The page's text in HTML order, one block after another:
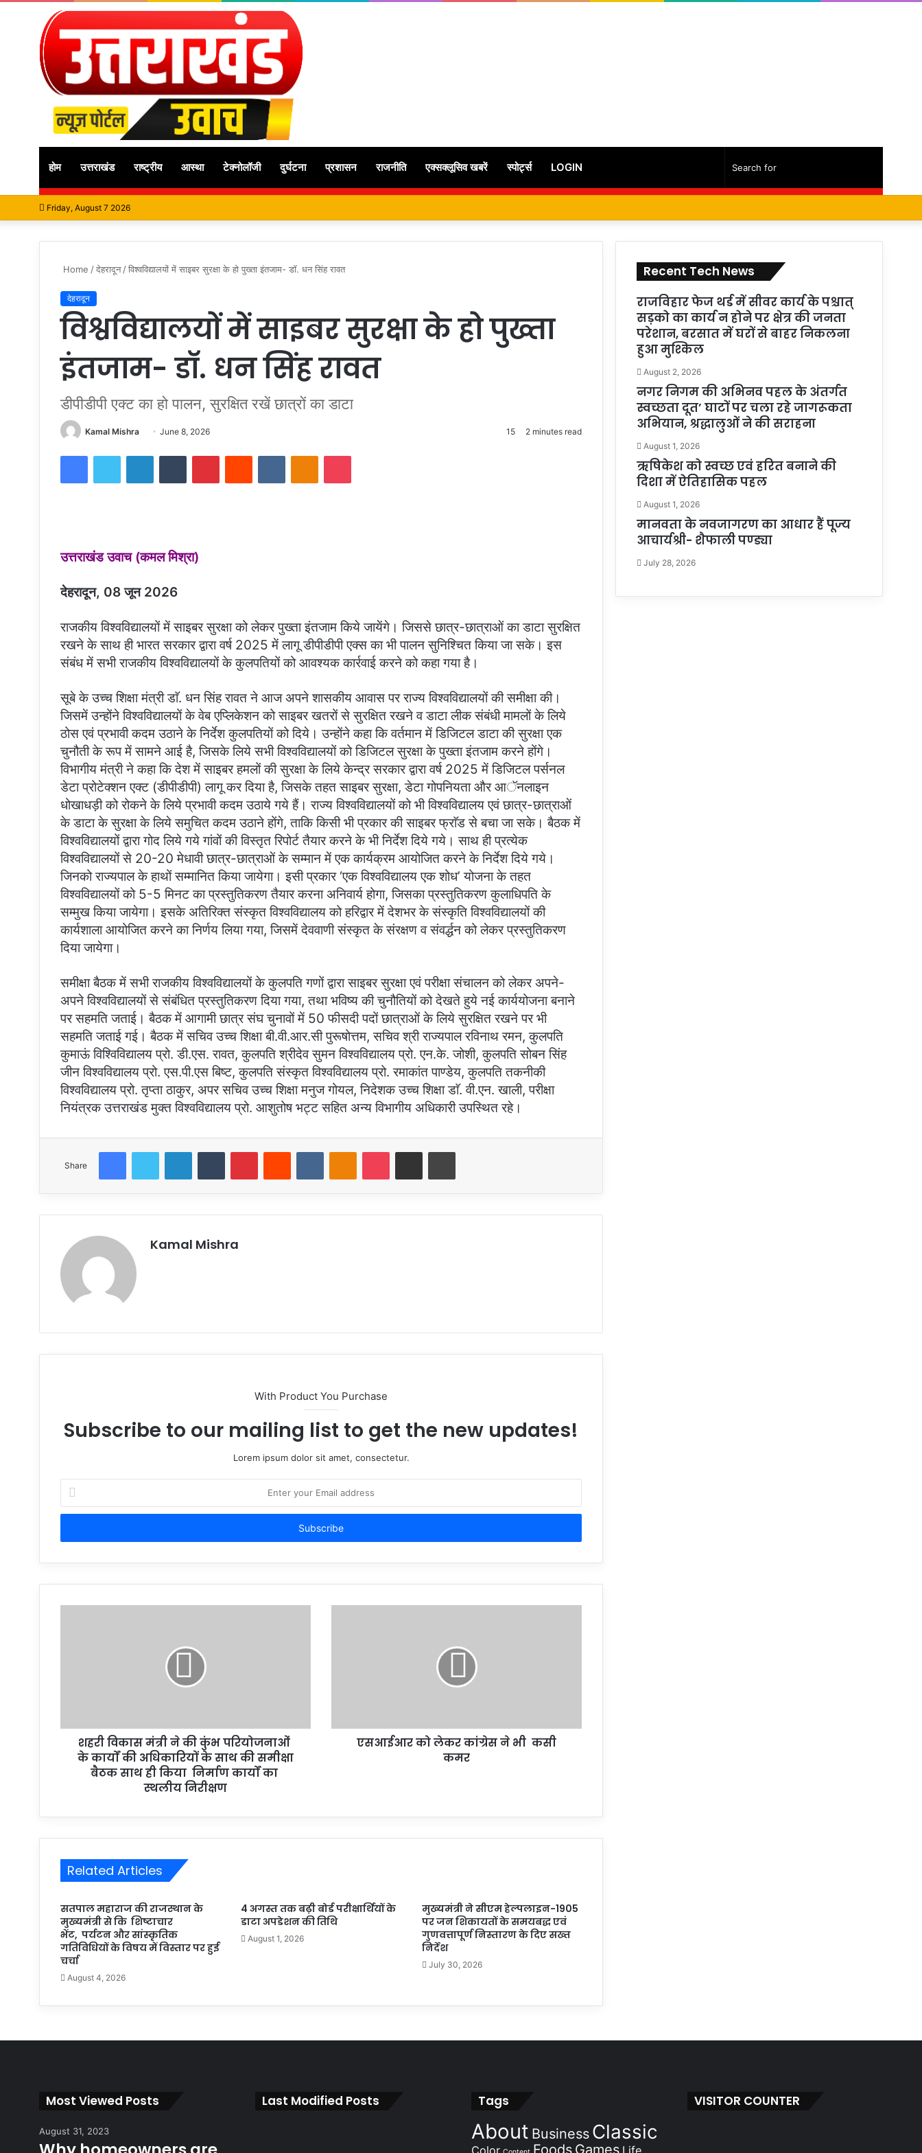
होम उत्तराखंड राष्ट्रीय आस्था टेक्नोलॉजी दुर्घटना प्रशासन राजनीति एक्सक्लूसिव खबरें स्पोर्ट्स LOGIN Sidebar
Friday, August 7 2026
Home /देहरादून /विश्वविद्यालयों में साइबर सुरक्षा के हो पुख्ता इंतजाम- डाॅ. धन सिंह रावत
देहरादून
विश्वविद्यालयों में साइबर सुरक्षा के हो पुख्ता
इंतजाम- डाॅ. धन सिंह रावत
डीपीडीपी एक्ट का हो पालन, सुरक्षित रखें छात्रों का डाटा
Kamal Mishra
Send June 8, 2026 15 2 minutes read
FacebookTwitter LinkedInTumblr PinterestReddit VKontakteOdnoklassniki
Pocket
उत्तराखंड उवाच (कमल मिश्रा)
देहरादून, 08 जून 2026
राजकीय विश्वविद्यालयों में साइबर सुरक्षा को लेकर पुख्ता इंतजाम किये जायेंगे। जिससे छात्र-छात्राओं का डाटा सुरक्षित
रखने के साथ ही भारत सरकार द्वारा वर्ष 2025 में लागू डीपीडीपी एक्स का भी पालन सुनिश्चित किया जा सके। इस
संबंध में सभी राजकीय विश्वविद्यालयों के कुलपतियों को आवश्यक कार्रवाई करने को कहा गया है।
सूबे के उच्च शिक्षा मंत्री डाॅ. धन सिंह रावत ने आज अपने शासकीय आवास पर राज्य विश्वविद्यालयों की समीक्षा की।
जिसमें उन्होंने विश्वविद्यालयों के वेब एप्लिकेशन को साइबर खतरों से सुरक्षित रखने व डाटा लीक संबंधी मामलों के लिये
ठोस एवं प्रभावी कदम उठाने के निर्देश कुलपतियों को दिये। उन्होंने कहा कि वर्तमान में डिजिटल डाटा की सुरक्षा एक
चुनौती के रूप में सामने आई है, जिसके लिये सभी विश्वविद्यालयों को डिजिटल सुरक्षा के पुख्ता इंतजाम करने होंगे।
विभागीय मंत्री ने कहा कि देश में साइबर हमलों की सुरक्षा के लिये केन्द्र सरकार द्वारा वर्ष 2025 में डिजिटल पर्सनल
डेटा प्रोटेक्शन एक्ट (डीपीडीपी) लागू कर दिया है, जिसके तहत साइबर सुरक्षा, डेटा गोपनियता और आॅनलाइन
धोखाधड़ी को रोकने के लिये प्रभावी कदम उठाये गये हैं। राज्य विश्वविद्यालयों को भी विश्वविद्यालय एवं छात्र-छात्राओं
के डाटा के सुरक्षा के लिये समुचित कदम उठाने होंगे, ताकि किसी भी प्रकार की साइबर फ्राॅड से बचा जा सके। बैठक में
विश्वविद्यालयों द्वारा गोद लिये गये गांवों की विस्तृत रिपोर्ट तैयार करने के भी निर्देश दिये गये। साथ ही प्रत्येक
विश्वविद्यालयों से 20-20 मेधावी छात्र-छात्राओं के सम्मान में एक कार्यक्रम आयोजित करने के निर्देश दिये गये।
जिनको राज्यपाल के हाथों सम्मानित किया जायेगा। इसी प्रकार ‘एक विश्वविद्यालय एक शोध’ योजना के तहत
विश्वविद्यालयों को 5-5 मिनट का प्रस्तुतिकरण तैयार करना अनिवार्य होगा, जिसका प्रस्तुतिकरण कुलाधिपति के
सम्मुख किया जायेगा। इसके अतिरिक्त संस्कृत विश्वविद्यालय को हरिद्वार में देशभर के संस्कृति विश्वविद्यालयों की
कार्यशाला आयोजित करने का निर्णय लिया गया, जिसमें देववाणी संस्कृत के संरक्षण व संवर्द्धन को लेकर प्रस्तुतिकरण
दिया जायेगा।
समीक्षा बैठक में सभी राजकीय विश्वविद्यालयों के कुलपति गणों द्वारा साइबर सुरक्षा एवं परीक्षा संचालन को लेकर अपने-
अपने विश्वविद्यालयों से संबंधित प्रस्तुतिकरण दिया गया, तथा भविष्य की चुनौतियों को देखते हुये नई कार्ययोजना बनाने
पर सहमति जताई। बैठक में आगामी छात्र संघ चुनावों में 50 फीसदी पदों छात्राओं के लिये सुरक्षित रखने पर भी
सहमति जताई गई। बैठक में सचिव उच्च शिक्षा बी.वी.आर.सी पुरूषोत्तम, सचिव श्री राज्यपाल रविनाथ रमन, कुलपति
कुमाऊं विश्विविद्यालय प्रो. डी.एस. रावत, कुलपति श्रीदेव सुमन विश्वविद्यालय प्रो. एन.के. जोशी, कुलपति सोबन सिंह
जीन विश्वविद्यालय प्रो. एस.पी.एस बिष्ट, कुलपति संस्कृत विश्वविद्यालय प्रो. रमाकांत पाण्डेय, कुलपति तकनीकी
विश्वविद्यालय प्रो. तृप्ता ठाकुर, अपर सचिव उच्च शिक्षा मनुज गोयल, निदेशक उच्च शिक्षा डाॅ. वी.एन. खाली, परीक्षा
नियंत्रक उत्तराखंड मुक्त विश्वविद्यालय प्रो. आशुतोष भट्ट सहित अन्य विभागीय अधिकारी उपस्थित रहे।
Share
FacebookTwitter LinkedInTumblr PinterestReddit VKontakteOdnoklassniki
Pocket Share via Email Print
Kamal Mishra
With Product You Purchase
Subscribe to our mailing list to get the new updates!
Lorem ipsum dolor sit amet, consectetur.
your
Email
शहरी विकास मंत्री ने की कुंभ परियोजनाओं
के कार्यों की अधिकारियों के साथ की समीक्षा
बैठक साथ ही किया निर्माण कार्यों का
स्थलीय निरीक्षण
एसआईआर को लेकर कांग्रेस ने भी कसी
कमर
Related Articles
सतपाल महाराज की राजस्थान के
मुख्यमंत्री से कि शिष्टाचार
भेंट, पर्यटन और सांस्कृतिक
गतिविधियों के विषय में विस्तार पर हुई
चर्चा
August 4, 2026
4 अगस्त तक बढ़ी बोर्ड परीक्षार्थियों के
डाटा अपडेशन की तिथि
August 1, 2026
मुख्यमंत्री ने सीएम हेल्पलाइन-1905
पर जन शिकायतों के समयबद्ध एवं
गुणवत्तापूर्ण निस्तारण के दिए सख्त
निर्देश
July 30, 2026
Recent Tech News
राजविहार फेज थर्ड में सीवर कार्य के पश्चात्
सड़को का कार्य न होने पर क्षेत्र की जनता
परेशान, बरसात में घरों से बाहर निकलना
हुआ मुश्किल
August 2, 2026
नगर निगम की अभिनव पहल के अंतर्गत
स्वच्छता दूत’ घाटों पर चला रहे जागरूकता
अभियान, श्रद्धालुओं ने की सराहना
August 1, 2026
ऋषिकेश को स्वच्छ एवं हरित बनाने की
दिशा में ऐतिहासिक पहल
August 1, 2026
मानवता के नवजागरण का आधार हैं पूज्य
आचार्यश्री- शैफाली पण्ड्या
July 28, 2026
Most Viewed Posts
August 31, 2023
Last Modified Posts Tags
About Business Classic
Color Foods Games Life
VISITOR COUNTER